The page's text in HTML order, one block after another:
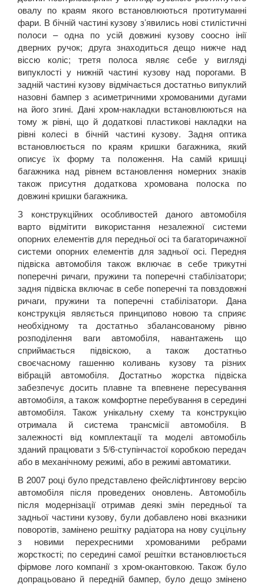
овалу по краям якого встановлюються протитуманні
фари. В бічній частині кузову з’явились нові стилістичні
полоси – одна по усій довжині кузову соосно інії
дверних ручок; друга знаходиться дещо нижче над
віссю коліс; третя полоса являє себе у вигляді
випуклості у нижній частині кузову над порогами. В
задній частині кузову відмічається достатньо випуклий
назовні бампер з асиметричними хромованими дугами
на його згині. Дані хром-накладки встановлюються на
тому ж рівні, що й додаткові пластикові накладки на
рівні колесі в бічній частині кузову. Задня оптика
встановлюється по краям кришки багажника, який
описує їх форму та положення. На самій кришці
багажника над рівнем встановлення номерних знаків
також присутня додаткова хромована полоска по
довжині кришки багажника.
З конструкційних особливостей даного автомобіля
варто відмітити використання незалежної системи
опорних елементів для передньої осі та багаторичажної
системи опорних елементів для задньої осі. Передня
підвіска автомобіля також включає в себе трикутні
поперечні ричаги, пружини та поперечні стабілізатори;
задня підвіска включає в себе поперечні та повздовжні
ричаги, пружини та поперечні стабілізатори. Дана
конструкція являється принципово новою та сприяє
необхідному та достатньо збалансованому рівню
розподілення ваги автомобіля, навантажень що
сприймається підвіскою, а також достатньо
своєчасному гашенню коливань кузову та різних
вібрацій автомобіля. Достатньо жорстка підвіска
забезпечує досить плавне та впевнене пересування
автомобіля, а також комфортне перебування в середині
автомобіля. Також унікальну схему та конструкцію
отримала й система трансмісії автомобіля. В
залежності від комплектації та моделі автомобіль
зданий працювати з 5/6-ступінчастої коробкою передач
або в механічному режимі, або в режимі автоматики.
В 2007 році було представлено фейсліфтингову версію
автомобіля після проведених оновлень. Автомобіль
після модернізації отримав деякі змін передньої та
задньої частини кузову, були добавлено нові вказники
поворотів, замінено решітку радіатора на нову суцільну
з новими перехресними хромованими ребрами
жорсткості; по середині самої решітки встановлюється
фірмове лого компанії з хром-окантовкою. Також було
допрацьовано й передній бампер, було дещо змінено